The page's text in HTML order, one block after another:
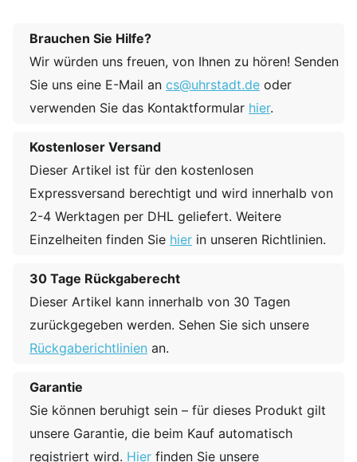
Brauchen Sie Hilfe?
Wir würden uns freuen, von Ihnen zu hören! Senden
Sie uns eine E-Mail an cs@uhrstadt.de oder
verwenden Sie das Kontaktformular hier.
Kostenloser Versand
Dieser Artikel ist für den kostenlosen
Expressversand berechtigt und wird innerhalb von
2-4 Werktagen per DHL geliefert. Weitere
Einzelheiten finden Sie hier in unseren Richtlinien.
30 Tage Rückgaberecht
Dieser Artikel kann innerhalb von 30 Tagen
zurückgegeben werden. Sehen Sie sich unsere
Rückgaberichtlinien an.
Garantie
Sie können beruhigt sein – für dieses Produkt gilt
unsere Garantie, die beim Kauf automatisch
registriert wird. Hier finden Sie unsere